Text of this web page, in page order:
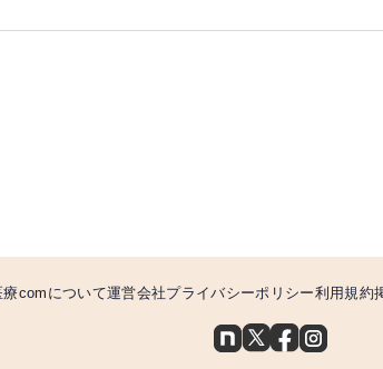
療comについて運営会社プライバシーポリシー利用規約